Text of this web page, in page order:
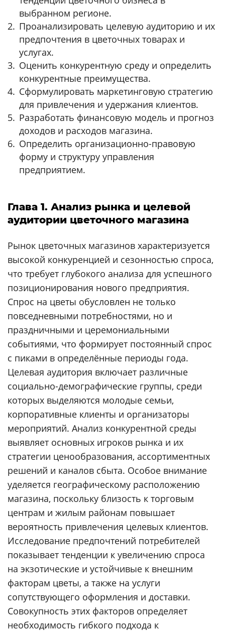
выбранном регионе.
Проанализировать целевую аудиторию и их
предпочтения в цветочных товарах и
услугах.
Оценить конкурентную среду и определить
конкурентные преимущества.
Сформулировать маркетинговую стратегию
для привлечения и удержания клиентов.
Разработать финансовую модель и прогноз
доходов и расходов магазина.
Определить организационно-правовую
форму и структуру управления
предприятием.
Глава 1. Анализ рынка и целевой
аудитории цветочного магазина
Рынок цветочных магазинов характеризуется
высокой конкуренцией и сезонностью спроса,
что требует глубокого анализа для успешного
позиционирования нового предприятия.
Спрос на цветы обусловлен не только
повседневными потребностями, но и
праздничными и церемониальными
событиями, что формирует постоянный спрос
с пиками в определённые периоды года.
Целевая аудитория включает различные
социально-демографические группы, среди
которых выделяются молодые семьи,
корпоративные клиенты и организаторы
мероприятий. Анализ конкурентной среды
выявляет основных игроков рынка и их
стратегии ценообразования, ассортиментных
решений и каналов сбыта. Особое внимание
уделяется географическому расположению
магазина, поскольку близость к торговым
центрам и жилым районам повышает
вероятность привлечения целевых клиентов.
Исследование предпочтений потребителей
показывает тенденции к увеличению спроса
на экзотические и устойчивые к внешним
факторам цветы, а также на услуги
сопутствующего оформления и доставки.
Совокупность этих факторов определяет
необходимость гибкого подхода к